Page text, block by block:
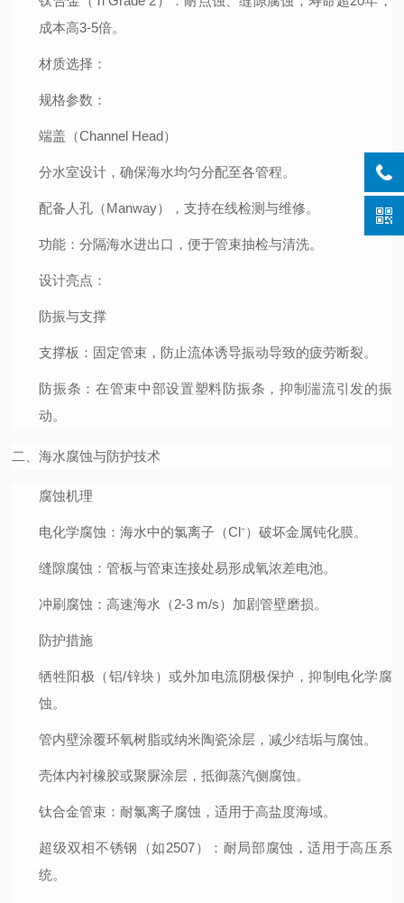
成本高3-5倍。
材质选择 ：
规格参数 ：
端盖（Channel Head）
分水室设计，确保海水均匀分配至各管程。
配备人孔（Manway），支持在线检测与维修。
功能 ：分隔海水进出口，便于管束抽检与清洗。
设计亮点 ：
防振与支撑
支撑板 ：固定管束，防止流体诱导振动导致的疲劳断裂。
防振条 ：在管束中部设置塑料防振条，抑制湍流引发的振
动。
二、海水腐蚀与防护技术
腐蚀机理
电化学腐蚀 ：海水中的氯离子（Cl⁻）破坏金属钝化膜。
缝隙腐蚀 ：管板与管束连接处易形成氧浓差电池。
冲刷腐蚀 ：高速海水（2-3 m/s）加剧管壁磨损。
防护措施
牺牲阳极（铝/锌块）或外加电流阴极保护，抑制电化学腐
蚀。
管内壁涂覆环氧树脂或纳米陶瓷涂层，减少结垢与腐蚀。
壳体内衬橡胶或聚脲涂层，抵御蒸汽侧腐蚀。
钛合金管束：耐氯离子腐蚀，适用于高盐度海域。
超级双相不锈钢（如2507）：耐局部腐蚀，适用于高压系
统。